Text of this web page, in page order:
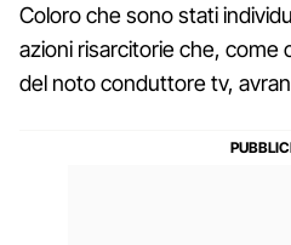
Coloro che sono stati
azioni risarcitorie che, come
del noto conduttore tv,